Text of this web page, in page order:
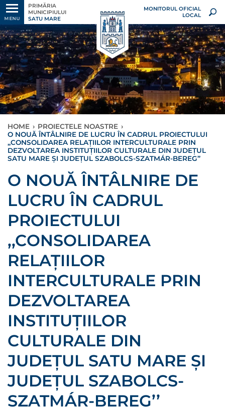
MENU
PRIMĂRIA
MUNICIPIULUI
SATU MARE
MONITORUL OFICIAL
LOCAL
HOME › PROIECTELE NOASTRE ›
O NOUĂ ÎNTÂLNIRE DE LUCRU ÎN CADRUL PROIECTULUI
,,CONSOLIDAREA RELAȚIILOR INTERCULTURALE PRIN
DEZVOLTAREA INSTITUȚIILOR CULTURALE DIN JUDEȚUL
SATU MARE ȘI JUDEȚUL SZABOLCS-SZATMÁR-BEREG’’
O NOUĂ ÎNTÂLNIRE DE
LUCRU ÎN CADRUL
PROIECTULUI
,,CONSOLIDAREA
RELAȚIILOR
INTERCULTURALE PRIN
DEZVOLTAREA
INSTITUȚIILOR
CULTURALE DIN
JUDEȚUL SATU MARE ȘI
JUDEȚUL SZABOLCS-
SZATMÁR-BEREG’’